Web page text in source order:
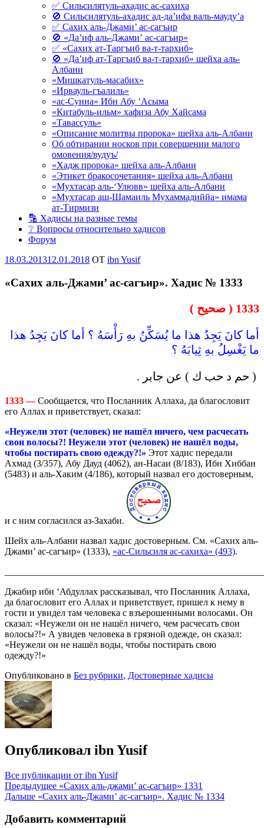
✅ Сильсилятуль-ахадис ас-сахиха
🚫 Сильсилятуль-ахадис ад-да’ифа валь-мауду’а
✅ Сахих аль-Джами’ ас-сагъир
🚫 «Да’иф аль-Джами’ ас-сагъир»
✅ «Сахих ат-Таргъиб ва-т-тархиб»
🚫 «Да’иф ат-Таргъиб ва-т-тархиб» шейха аль-
Албани
«Мишкатуль-масабих»
«Ирвауль-гъалиль»
«ас-Сунна» Ибн Абу ‘Асыма
«Китабуль-ильм» хафиза Абу Хайсама
«Тавассуль»
«Описание молитвы пророка» шейха аль-Албани
Об обтирании носков при совершении малого
омовения/вудуъ/
«Хадж пророка» шейха аль-Албани
«Этикет бракосочетания» шейха аль-Албани
«Мухтасар аль-‘Улювв» шейха аль-Албани
«Мухтасар аш-Шамаиль Мухаммадиййа» имама
ат-Тирмизи
🔡 Хадисы на разные темы
❔ Вопросы относительно хадисов
Форум
Опубликовано
18.03.201312.01.2018 OT ibn Yusif
«Сахих аль-Джами’ ас-сагъир». Хадис № 1333
1333 ( صحيح )
أما كانَ يَجِدُ هذا ما يُسَكِّنُ بهِ رَأْسَهُ ؟ أما كانَ يَجِدُ هذا
ما يَغْسِلُ بهِ ثِيابَهُ ؟
( حم د حب ك ) عن جابر .
1333 — Сообщается, что Посланник Аллаха, да благословит
его Аллах и приветствует, сказал:
«Неужели этот (человек) не нашёл ничего, чем расчесать
свои волосы?! Неужели этот (человек) не нашёл воды,
чтобы постирать свою одежду?!» Этот хадис передали
Ахмад (3/357), Абу Дауд (4062), ан-Насаи (8/183), Ибн Хиббан
(5483) и аль-Хаким (4/186), который назвал его достоверным,
и с ним согласился аз-Захаби.
Шейх аль-Албани назвал хадис достоверным. См. «Сахих аль-
Джами’ ас-сагъир» (1333), «ас-Сильсиля ас-сахиха» (493).
Джабир ибн ‘Абдуллах рассказывал, что Посланник Аллаха,
да благословит его Аллах и приветствует, пришел к нему в
гости и увидел там человека с взъерошенными волосами. Он
сказал: «Неужели он не нашёл ничего, чем расчесать свои
волосы?!» А увидев человека в грязной одежде, он сказал:
«Неужели он не нашёл воды, чтобы постирать свою
одежду?!»
Опубликовано в Без рубрики, Достоверные хадисы
Опубликовал ibn Yusif
Все публикации от ibn Yusif
Навигация
по
записям
Предыдущее «Сахих аль-джами’ ас-сагъир» 1331
Дальше «Сахих аль-Джами’ ас-сагъир». Хадис № 1334
Добавить комментарий